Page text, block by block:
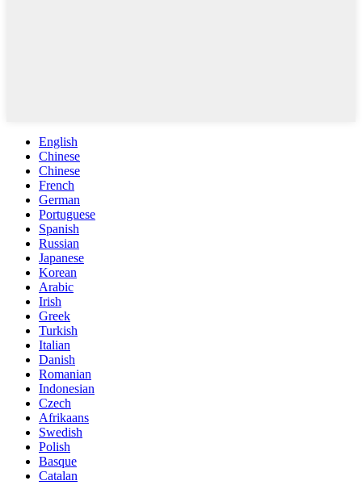
English
Chinese
Chinese
French
German
Portuguese
Spanish
Russian
Japanese
Korean
Arabic
Irish
Greek
Turkish
Italian
Danish
Romanian
Indonesian
Czech
Afrikaans
Swedish
Polish
Basque
Catalan